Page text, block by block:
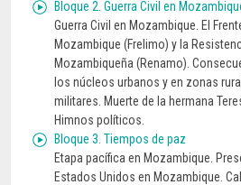
Bloque 2. Guerra Civil en
Guerra Civil en Mozambique. El
Mozambique (Frelimo) y la
Mozambiqueña (Renamo).
los núcleos urbanos y en zonas
militares. Muerte de la hermana
Himnos políticos.
Bloque 3. Tiempos de paz
Etapa pacífica en Mozambique.
Estados Unidos en Mozambique.